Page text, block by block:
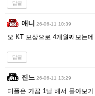
답글
애니 26-06-11 10:39
오 KT 보상으로 4개월째보는데
답글
진느 26-06-11 13:29
디플은 가끔 1달 해서 몰아보기